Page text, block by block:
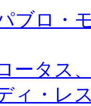
ブロ・
ータス
ィ・レ